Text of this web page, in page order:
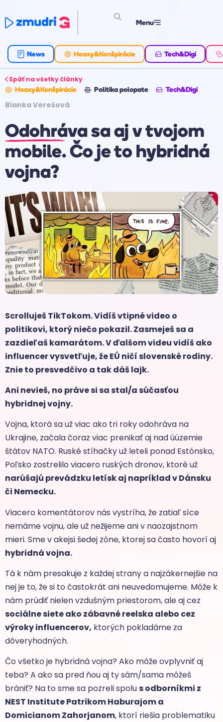
Menu
News Hoaxy&Konšpirácie Tech&Digi
Späť na všetky články
Hoaxy&Konšpirácie
Politika polopate Tech&Digi
Bianka Verešová
Odohráva sa aj v tvojom
mobile. Čo je to hybridná
vojna?
Scrolluješ TikTokom. Vidíš vtipné video o
politikovi, ktorý niečo pokazil. Zasmeješ sa a
zazdieľaš kamarátom. V ďalšom videu vidíš ako
influencer vysvetľuje, že EÚ ničí slovenské rodiny.
Znie to presvedčivo a tak dáš lajk.
Ani nevieš, no práve si sa stal/a súčasťou
hybridnej vojny.
Vojna, ktorá sa už viac ako tri roky odohráva na
Ukrajine, začala čoraz viac prenikať aj nad úúzemie
štátov NATO. Ruské stíhačky už leteli ponad Estónsko,
Poľsko zostrelilo viacero ruských dronov, ktoré už
narúšajú prevádzku letísk aj napríklad v Dánsku
či Nemecku.
Viacero komentátorov nás vystríha, že zatiaľ síce
nemáme vojnu, ale už nežijeme ani v naozajstnom
mieri. Sme v akejsi šedej zóne, ktorej sa často hovorí aj
hybridná vojna.
Tá k nám presakuje z každej strany a najzákernejšie na
nej je to, že si to častokrát ani neuvedomujeme. Môže k
nám prúdiť nielen vzdušným priestorom, ale aj cez
sociálne siete ako zábavné reelska alebo cez
výroky influencerov, ktorých pokladáme za
dôveryhodných.
Čo všetko je hybridná vojna? Ako môže ovplyvniť aj
teba? A ako sa pred ňou aj ty sám/sama môžeš
brániť? Na to sme sa pozreli spolus odborníkmi z
NEST Institute Patrikom Haburajom a
Domicianom Zahorjanom, ktorí riešia problematiku